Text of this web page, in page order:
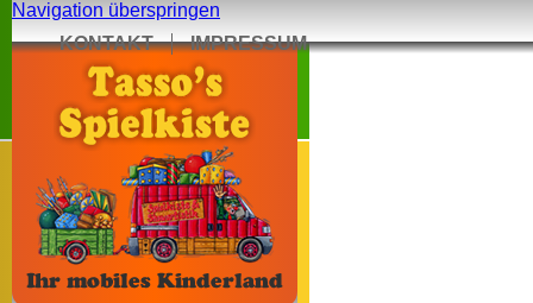
Navigation überspringen
KONTAKT
IMPRESSUM